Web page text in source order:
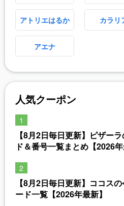
アトリエはるか カラリ
アエナ
人気クーポン
【8月2日毎日更新】ピザー
ド＆番号一覧まとめ【2026年
【8月2日毎日更新】ココス
ード一覧【2026年最新】